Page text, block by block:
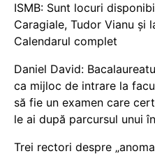
ISMB: Sunt locuri
Caragiale, Tudor Vianu și
Calendarul complet
Daniel David:
ca mijloc de intrare la
să fie un examen care
le ai după parcursul unui
Trei rectori despre